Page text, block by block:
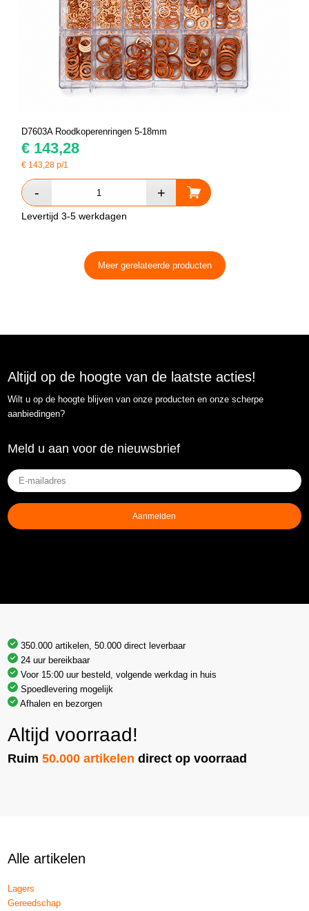
D7603A Roodkoperenringen 5-18mm
€ 143,28
€ 143,28 p/1
Levertijd 3-5 werkdagen
Meer gerelateerde producten
Altijd op de hoogte van de laatste acties!
Wilt u op de hoogte blijven van onze producten en onze scherpe
aanbiedingen?
Meld u aan voor de nieuwsbrief
E-
mailadres(Vereist)
Aanmelden
350.000 artikelen, 50.000 direct leverbaar
24 uur bereikbaar
Voor 15:00 uur besteld, volgende werkdag in huis
Spoedlevering mogelijk
Afhalen en bezorgen
Altijd voorraad!
Ruim50.000 artikelen direct op voorraad
Alle artikelen
Lagers
Gereedschap